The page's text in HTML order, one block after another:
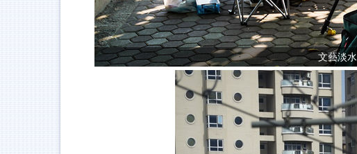
文藝淡水